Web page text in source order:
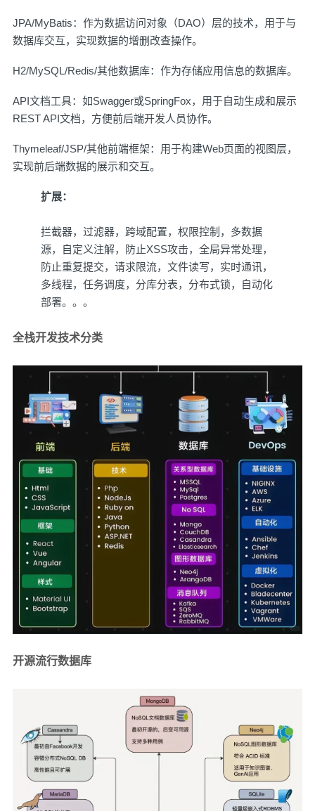
JPA/MyBatis：作为数据访问对象（DAO）层的技术，用于与
数据库交互，实现数据的增删改查操作。
H2/MySQL/Redis/其他数据库：作为存储应用信息的数据库。
API文档工具：如Swagger或SpringFox，用于自动生成和展示
REST API文档，方便前后端开发人员协作。
Thymeleaf/JSP/其他前端框架：用于构建Web页面的视图层，
实现前后端数据的展示和交互。
扩展：
拦截器，过滤器，跨域配置，权限控制，多数据
源，自定义注解，防止XSS攻击，全局异常处理，
防止重复提交，请求限流，文件读写，实时通讯，
多线程，任务调度，分库分表，分布式锁，自动化
部署。。。
全栈开发技术分类
开源流行数据库